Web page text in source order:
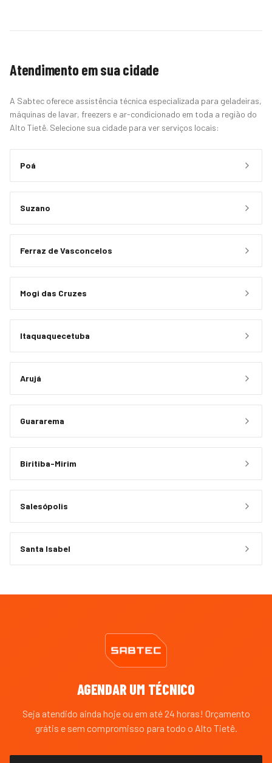
Atendimento em sua cidade
A Sabtec oferece assistência técnica especializada para geladeiras,
máquinas de lavar, freezers e ar-condicionado em toda a região do
Alto Tietê. Selecione sua cidade para ver serviços locais:
Poá
Suzano
Ferraz de Vasconcelos
Mogi das Cruzes
Itaquaquecetuba
Arujá
Guararema
Biritiba-Mirim
Salesópolis
Santa Isabel
AGENDAR UM TÉCNICO
Seja atendido ainda hoje ou em até 24 horas! Orçamento
grátis e sem compromisso para todo o Alto Tietê.